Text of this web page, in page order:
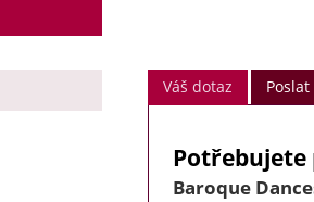
Váš dotaz
Potřebujete
Baroque
v termínu 3. - 7.